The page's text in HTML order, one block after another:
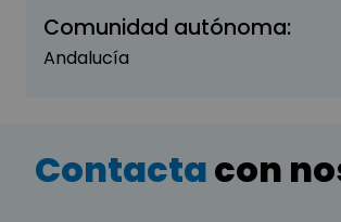
Comunidad autónoma:
Andalucía
Contactacon